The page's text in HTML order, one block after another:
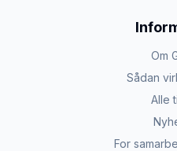
Om
Sådan
Alle
For